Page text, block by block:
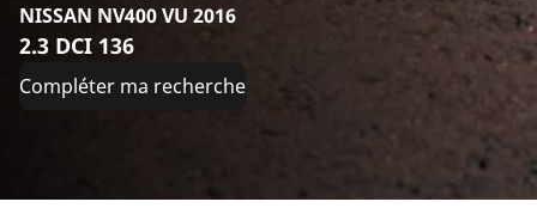
NISSAN NV400 VU 2016
2.3 DCI 136
Compléter ma recherche